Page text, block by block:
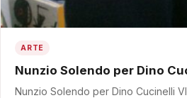
ARTE
Nunzio Solendo per Dino
Nunzio Solendo per Dino Cucinelli